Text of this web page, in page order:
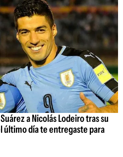
a Nicolás Lodeiro tras su
último día te entregaste para